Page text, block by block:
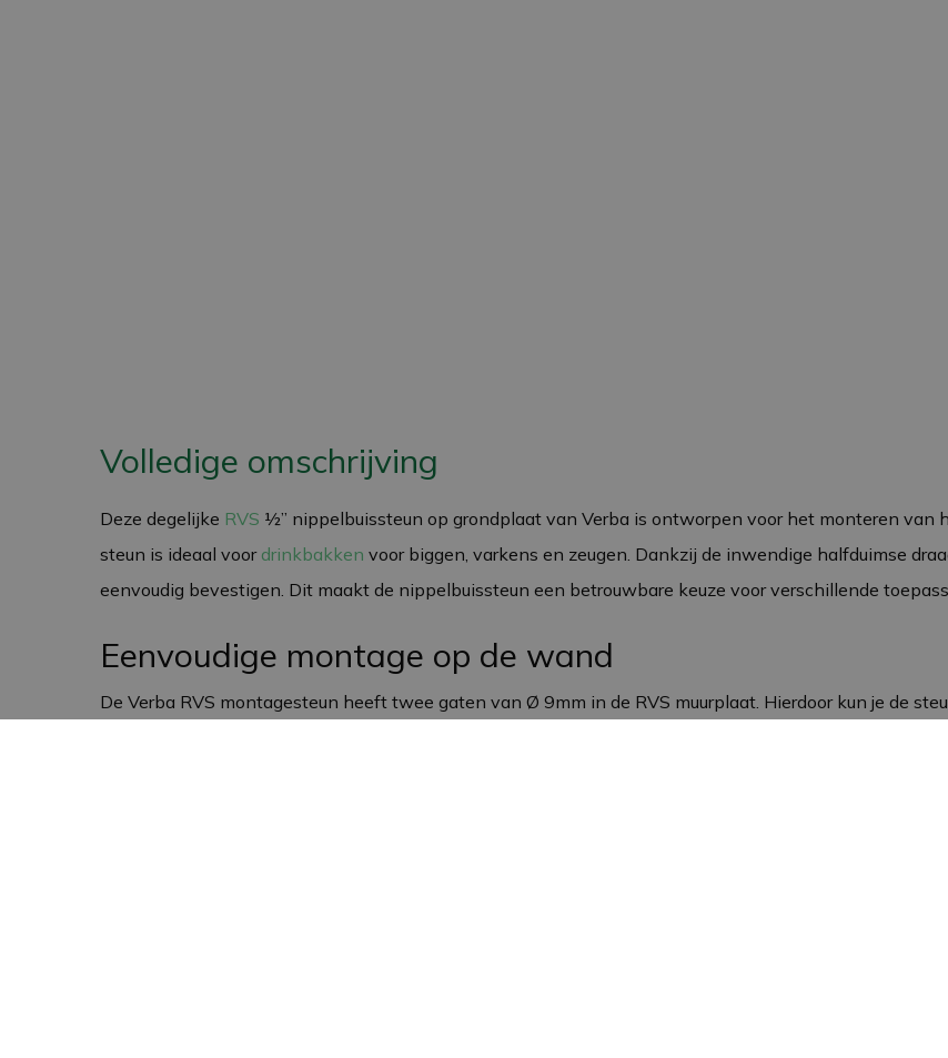
Volledige omschrijving
Deze degelijke RVS ½” nippelbuissteun op grondplaat van Verba is ontworpen voor het monteren van
steun is ideaal voor drinkbakken voor biggen, varkens en zeugen. Dankzij de inwendige halfduimse
eenvoudig bevestigen. Dit maakt de nippelbuissteun een betrouwbare keuze voor verschillende
Eenvoudige montage op de wand
De Verba RVS montagesteun heeft twee gaten van Ø 9mm in de RVS muurplaat. Hierdoor kun je de